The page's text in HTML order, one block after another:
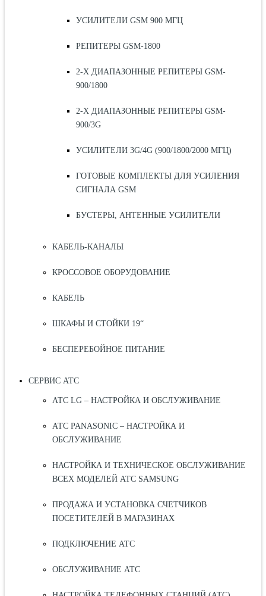
УСИЛИТЕЛИ GSM 900 МГЦ
РЕПИТЕРЫ GSM-1800
2-Х ДИАПАЗОННЫЕ РЕПИТЕРЫ GSM-
900/1800
2-Х ДИАПАЗОННЫЕ РЕПИТЕРЫ GSM-
900/3G
УСИЛИТЕЛИ 3G/4G (900/1800/2000 МГЦ)
ГОТОВЫЕ КОМПЛЕКТЫ ДЛЯ УСИЛЕНИЯ
СИГНАЛА GSM
БУСТЕРЫ, АНТЕННЫЕ УСИЛИТЕЛИ
КАБЕЛЬ-КАНАЛЫ
КРОССОВОЕ ОБОРУДОВАНИЕ
КАБЕЛЬ
ШКАФЫ И СТОЙКИ 19“
БЕСПЕРЕБОЙНОЕ ПИТАНИЕ
СЕРВИС АТС
АТС LG – НАСТРОЙКА И ОБСЛУЖИВАНИЕ
АТС PANASONIC – НАСТРОЙКА И
ОБСЛУЖИВАНИЕ
НАСТРОЙКА И ТЕХНИЧЕСКОЕ ОБСЛУЖИВАНИЕ
ВСЕХ МОДЕЛЕЙ АТС SAMSUNG
ПРОДАЖА И УСТАНОВКА СЧЕТЧИКОВ
ПОСЕТИТЕЛЕЙ В МАГАЗИНАХ
ПОДКЛЮЧЕНИЕ АТС
ОБСЛУЖИВАНИЕ АТС